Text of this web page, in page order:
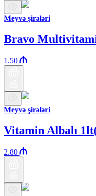
Meyvə şirələri
Bravo
1.50
Meyvə şirələri
Vitamin Albalı
2.80